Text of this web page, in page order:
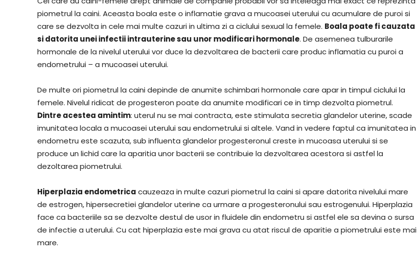
piometrul la caini. Aceasta boala este o inflamatie grava a mucoasei uterului cu acumulare de puroi si
care se dezvolta in cele mai multe cazuri in ultima zi a ciclului sexual la femele. Boala poate fi cauzata
si datorita unei infectii intrauterine sau unor modificari hormonale. De asemenea tulburarile
hormonale de la nivelul uterului vor duce la dezvoltarea de bacterii care produc inflamatia cu puroi a
endometrului – a mucoasei uterului.
De multe ori piometrul la caini depinde de anumite schimbari hormonale care apar in timpul ciclului la
femele. Nivelul ridicat de progesteron poate da anumite modificari ce in timp dezvolta piometrul.
Dintre acestea amintim: uterul nu se mai contracta, este stimulata secretia glandelor uterine, scade
imunitatea locala a mucoasei uterului sau endometrului si altele. Vand in vedere faptul ca imunitatea in
endometru este scazuta, sub influenta glandelor progesteronul creste in mucoasa uterului si se
produce un lichid care la aparitia unor bacterii se contribuie la dezvoltarea acestora si astfel la
dezoltarea piometrului.
Hiperplazia endometrica cauzeaza in multe cazuri piometrul la caini si apare datorita nivelului mare
de estrogen, hipersecretiei glandelor uterine ca urmare a progesteronului sau estrogenului. Hiperplazia
face ca bacteriile sa se dezvolte destul de usor in fluidele din endometru si astfel ele sa devina o sursa
de infectie a uterului. Cu cat hiperplazia este mai grava cu atat riscul de aparitie a piometrului este mai
mare.